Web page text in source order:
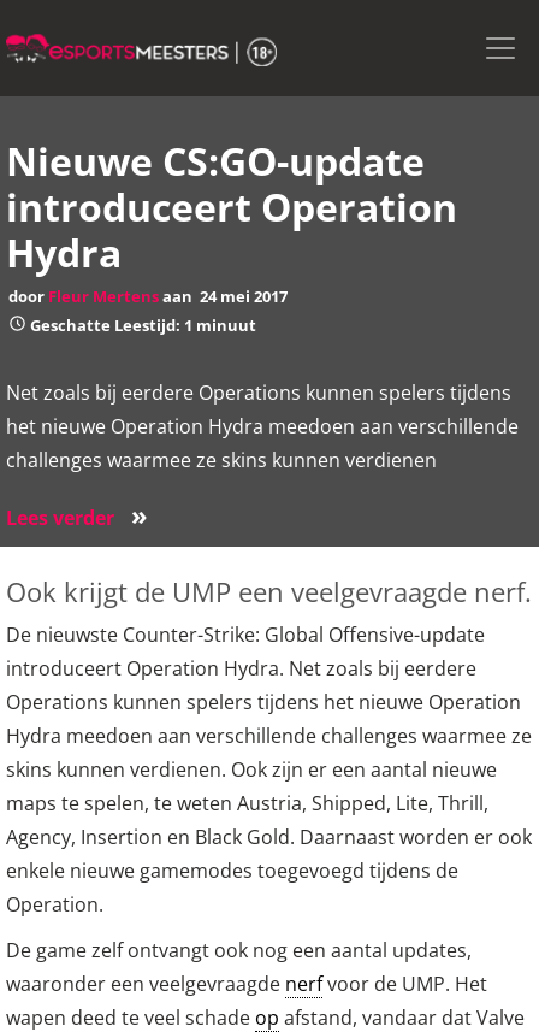
to
Nieuwe CS:GO-update
introduceert Operation
Hydra
door Fleur Mertensaan 24 mei 2017
Geschatte Leestijd: 1 minuut
Net zoals bij eerdere Operations kunnen spelers tijdens
het nieuwe Operation Hydra meedoen aan verschillende
challenges waarmee ze skins kunnen verdienen
Lees verder »
Ook krijgt de UMP een veelgevraagde nerf.
De nieuwste Counter-Strike: Global Offensive-update
introduceert Operation Hydra. Net zoals bij eerdere
Operations kunnen spelers tijdens het nieuwe Operation
Hydra meedoen aan verschillende challenges waarmee ze
skins kunnen verdienen. Ook zijn er een aantal nieuwe
maps te spelen, te weten Austria, Shipped, Lite, Thrill,
Agency, Insertion en Black Gold. Daarnaast worden er ook
enkele nieuwe gamemodes toegevoegd tijdens de
Operation.
De game zelf ontvangt ook nog een aantal updates,
waaronder een veelgevraagde nerfvoor de UMP. Het
wapen deed te veel schade op afstand, vandaar dat Valve